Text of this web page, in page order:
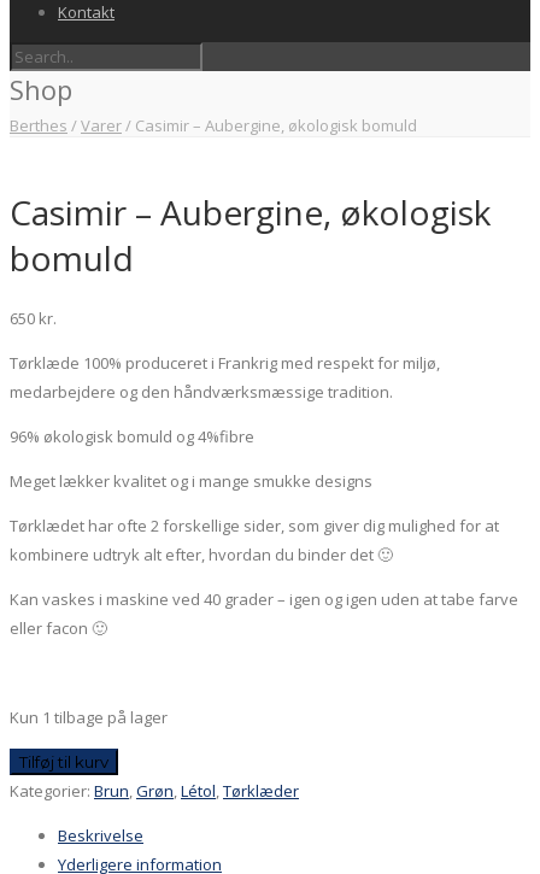
Kontakt
Shop
Berthes /Varer/ Casimir – Aubergine, økologisk bomuld
Casimir – Aubergine, økologisk
bomuld
650 kr.
Tørklæde 100% produceret i Frankrig med respekt for miljø,
medarbejdere og den håndværksmæssige tradition.
96% økologisk bomuld og 4%fibre
Meget lækker kvalitet og i mange smukke designs
Tørklædet har ofte 2 forskellige sider, som giver dig mulighed for at
kombinere udtryk alt efter, hvordan du binder det 🙂
Kan vaskes i maskine ved 40 grader – igen og igen uden at tabe farve
eller facon 🙂
Kun 1 tilbage på lager
Casimir
-
økologisk
Tilføj til kurv
Kategorier: Brun Grøn Létol Tørklæder
Beskrivelse
Yderligere information